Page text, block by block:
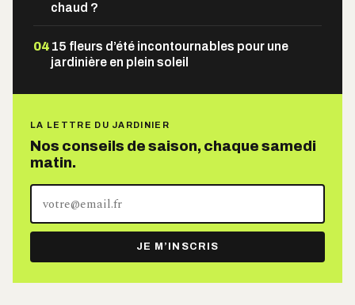
chaud ?
04 15 fleurs d’été incontournables pour une
jardinière en plein soleil
LA LETTRE DU JARDINIER
Nos conseils de saison, chaque samedi
matin.
adresse
e-
mail
JE M’INSCRIS